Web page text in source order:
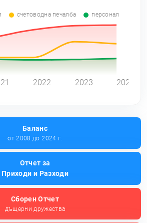
счетоводна печалба персонал
2022 2023 2024
Баланс
от 2008 до 2024 г.
Отчет за
Приходи и Разходи
Сборен Отчет
дъщерни дружества